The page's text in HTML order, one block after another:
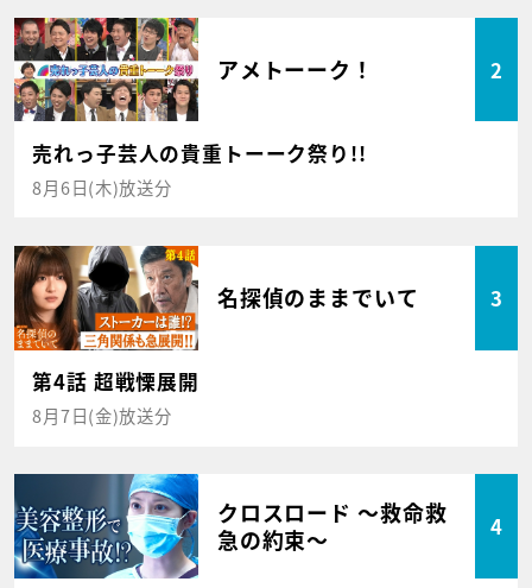
アメトーーク！ 2
売れっ子芸人の貴重トーーク祭り!!
8月6日(木)放送分
名探偵のままでいて 3
第4話 超戦慄展開
8月7日(金)放送分
クロスロード ～救命救
急の約束～
4